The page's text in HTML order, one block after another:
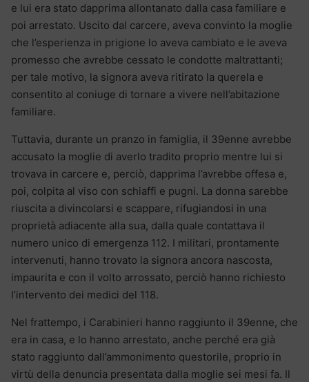
e lui era stato dapprima allontanato dalla casa familiare e
poi arrestato. Uscito dal carcere, aveva convinto la moglie
che l’esperienza in prigione lo aveva cambiato e le aveva
promesso che avrebbe cessato le condotte maltrattanti;
per tale motivo, la signora aveva ritirato la querela e
consentito al coniuge di tornare a vivere nell’abitazione
familiare.
Tuttavia, durante un pranzo in famiglia, il 39enne avrebbe
accusato la moglie di averlo tradito proprio mentre lui si
trovava in carcere e, perciò, dapprima l’avrebbe offesa e,
poi, colpita al viso con schiaffi e pugni. La donna sarebbe
riuscita a divincolarsi e scappare, rifugiandosi in una
proprietà adiacente alla sua, dalla quale contattava il
numero unico di emergenza 112. I militari, prontamente
intervenuti, hanno trovato la signora ancora nascosta,
impaurita e con il volto arrossato, perciò hanno richiesto
l’intervento dei medici del 118.
Nel frattempo, i Carabinieri hanno raggiunto il 39enne, che
era in casa, e lo hanno arrestato, anche perché era già
stato raggiunto dall’ammonimento questorile, proprio in
virtù della denuncia presentata dalla moglie sei mesi fa. Il